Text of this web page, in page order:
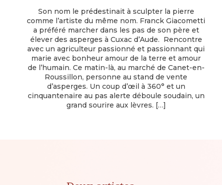
Son nom le prédestinait à sculpter la pierre
comme l’artiste du même nom. Franck Giacometti
a préféré marcher dans les pas de son père et
élever des asperges à Cuxac d’Aude. Rencontre
avec un agriculteur passionné et passionnant qui
marie avec bonheur amour de la terre et amour
de l’humain. Ce matin-là, au marché de Canet-en-
Roussillon, personne au stand de vente
d’asperges. Un coup d’œil à 360° et un
cinquantenaire au pas alerte déboule soudain, un
grand sourire aux lèvres. […]